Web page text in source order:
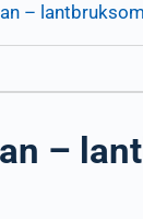
–
–